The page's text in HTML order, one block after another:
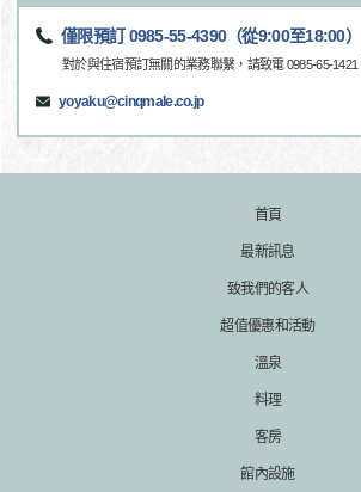
僅限預訂 0985-55-4390（從9:00至18:00）
對於與住宿預訂無關的業務聯繫，請致電 0985-65-1421
yoyaku@cinqmale.co.jp
首頁
最新訊息
致我們的客人
超值優惠和活動
溫泉
料理
客房
館內設施